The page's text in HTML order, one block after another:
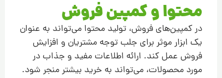
محتوا و کمپین فروش
در کمپین‌های فروش، تولید محتوا می‌تواند به عنوان
یک ابزار موثر برای جلب توجه مشتریان و افزایش
فروش عمل کند. ارائه اطلاعات مفید و جذاب در
مورد محصولات، می‌تواند به خرید بیشتر منجر شود.